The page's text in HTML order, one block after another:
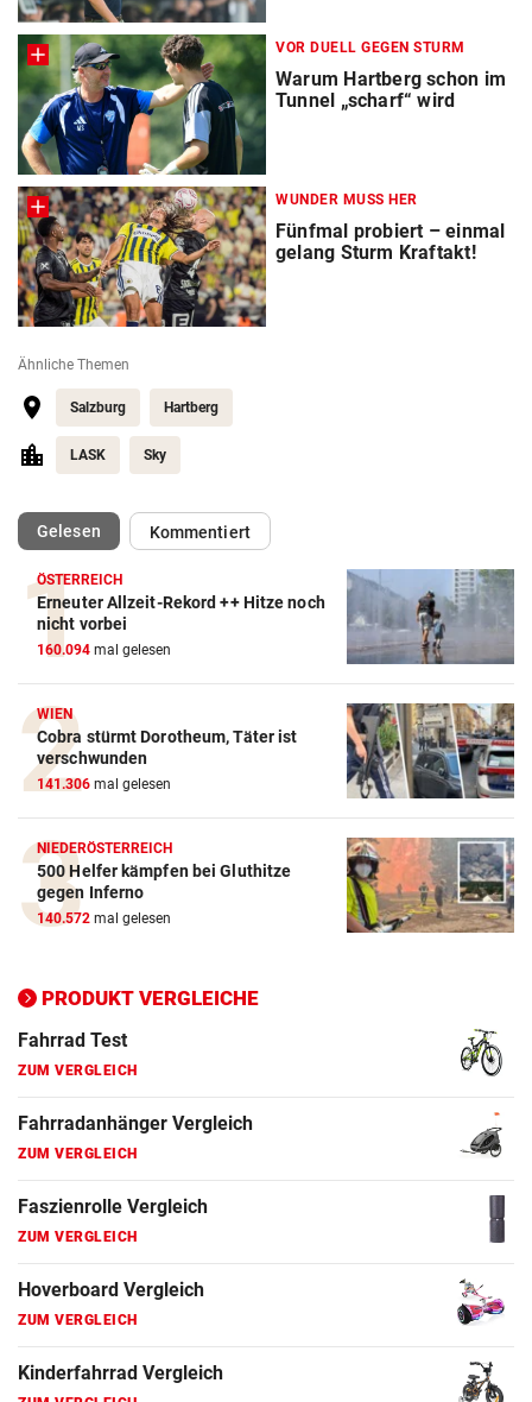
VOR DUELL GEGEN STURM
Warum Hartberg schon im
Tunnel „scharf“ wird
WUNDER MUSS HER
Fünfmal probiert – einmal
gelang Sturm Kraftakt!
Ähnliche Themen
Salzburg Hartberg
LASK Sky
Gelesen(ausgewählt)Kommentiert
ÖSTERREICH
Erneuter Allzeit-Rekord ++ Hitze noch
nicht vorbei
160.094 mal gelesen
WIEN
Cobra stürmt Dorotheum, Täter ist
verschwunden
141.306 mal gelesen
NIEDERÖSTERREICH
500 Helfer kämpfen bei Gluthitze
gegen Inferno
140.572 mal gelesen
PRODUKT VERGLEICHE
Action-Cam Vergleich
ZUM VERGLEICH
Crosstrainer Vergleich
ZUM VERGLEICH
E-Bike Vergleich
ZUM VERGLEICH
Elektro-Scooter Vergleich
ZUM VERGLEICH
ZUM VERGLEICH
Fahrrad Test
ZUM VERGLEICH
Fahrradanhänger Vergleich
ZUM VERGLEICH
Faszienrolle Vergleich
ZUM VERGLEICH
Hoverboard Vergleich
ZUM VERGLEICH
Kinderfahrrad Vergleich